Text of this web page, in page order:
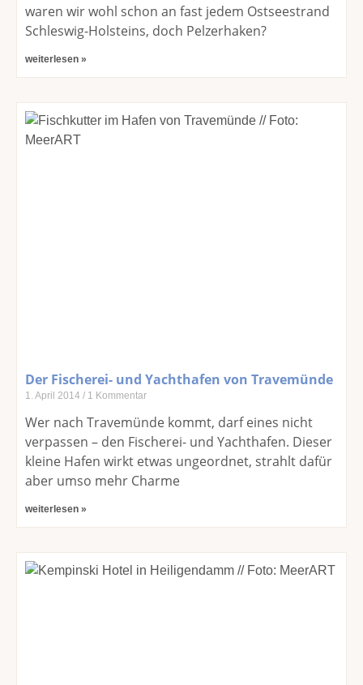
waren wir wohl schon an fast jedem Ostseestrand
Schleswig-Holsteins, doch Pelzerhaken?
weiterlesen »
Der Fischerei- und Yachthafen von Travemünde
1. April 2014 1 Kommentar
Wer nach Travemünde kommt, darf eines nicht
verpassen – den Fischerei- und Yachthafen. Dieser
kleine Hafen wirkt etwas ungeordnet, strahlt dafür
aber umso mehr Charme
weiterlesen »